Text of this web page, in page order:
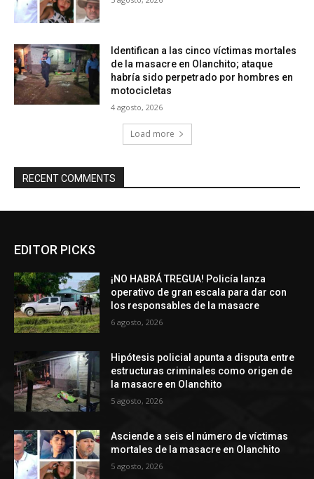
Identifican a las cinco víctimas mortales
de la masacre en Olanchito; ataque
habría sido perpetrado por hombres en
motocicletas
4 agosto, 2026
Load more
RECENT COMMENTS
EDITOR PICKS
¡NO HABRÁ TREGUA! Policía lanza
operativo de gran escala para dar con
los responsables de la masacre
6 agosto, 2026
Hipótesis policial apunta a disputa entre
estructuras criminales como origen de
la masacre en Olanchito
5 agosto, 2026
Asciende a seis el número de víctimas
mortales de la masacre en Olanchito
5 agosto, 2026